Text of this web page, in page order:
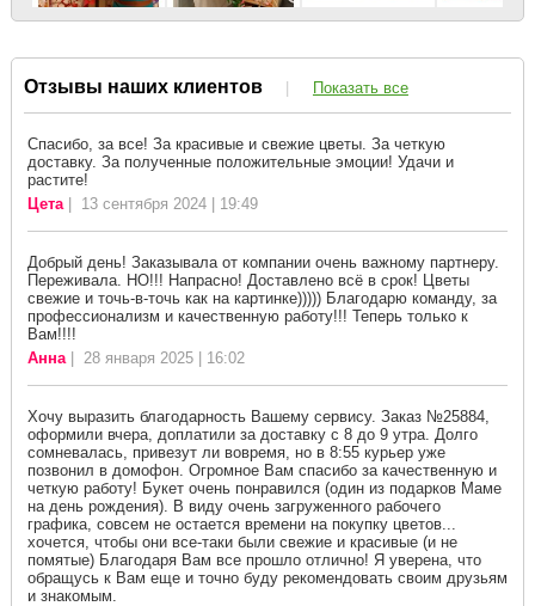
Отзывы наших клиентов | Показать все
Спасибо, за все! За красивые и свежие цветы. За четкую
доставку. За полученные положительные эмоции! Удачи и
растите!
Цета| 13 сентября 2024 | 19:49
Добрый день! Заказывала от компании очень важному партнеру.
Переживала. НО!!! Напрасно! Доставлено всё в срок! Цветы
свежие и точь-в-точь как на картинке))))) Благодарю команду, за
профессионализм и качественную работу!!! Теперь только к
Вам!!!!
Анна| 28 января 2025 | 16:02
Хочу выразить благодарность Вашему сервису. Заказ №25884,
оформили вчера, доплатили за доставку с 8 до 9 утра. Долго
сомневалась, привезут ли вовремя, но в 8:55 курьер уже
позвонил в домофон. Огромное Вам спасибо за качественную и
четкую работу! Букет очень понравился (один из подарков Маме
на день рождения). В виду очень загруженного рабочего
графика, совсем не остается времени на покупку цветов...
хочется, чтобы они все-таки были свежие и красивые (и не
помятые) Благодаря Вам все прошло отлично! Я уверена, что
обращусь к Вам еще и точно буду рекомендовать своим друзьям
и знакомым.